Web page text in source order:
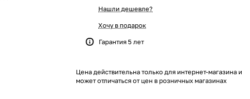
Нашли дешевле?
Хочу в подарок
Гарантия 5 лет
Цена действительна только для интернет-магазина и
может отличаться от цен в розничных магазинах